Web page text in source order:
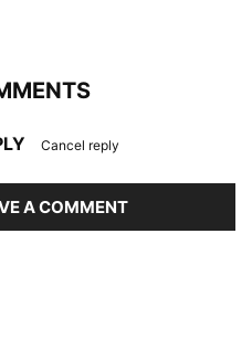
Cancel reply
A COMMENT